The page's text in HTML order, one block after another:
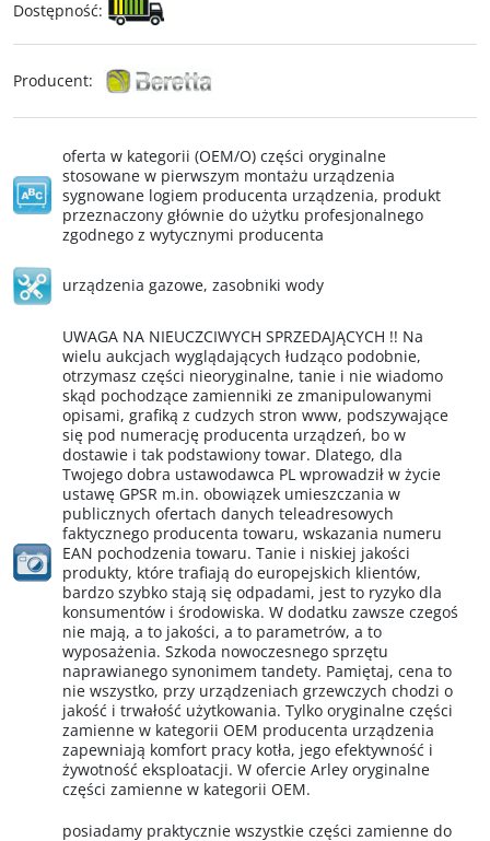
Dostępność:
Producent:
oferta w kategorii (OEM/O) części oryginalne
stosowane w pierwszym montażu urządzenia
sygnowane logiem producenta urządzenia, produkt
przeznaczony głównie do użytku profesjonalnego
zgodnego z wytycznymi producenta
urządzenia gazowe, zasobniki wody
UWAGA NA NIEUCZCIWYCH SPRZEDAJĄCYCH !! Na
wielu aukcjach wyglądających łudząco podobnie,
otrzymasz części nieoryginalne, tanie i nie wiadomo
skąd pochodzące zamienniki ze zmanipulowanymi
opisami, grafiką z cudzych stron www, podszywające
się pod numerację producenta urządzeń, bo w
dostawie i tak podstawiony towar. Dlatego, dla
Twojego dobra ustawodawca PL wprowadził w życie
ustawę GPSR m.in. obowiązek umieszczania w
publicznych ofertach danych teleadresowych
faktycznego producenta towaru, wskazania numeru
EAN pochodzenia towaru. Tanie i niskiej jakości
produkty, które trafiają do europejskich klientów,
bardzo szybko stają się odpadami, jest to ryzyko dla
konsumentów i środowiska. W dodatku zawsze czegoś
nie mają, a to jakości, a to parametrów, a to
wyposażenia. Szkoda nowoczesnego sprzętu
naprawianego synonimem tandety. Pamiętaj, cena to
nie wszystko, przy urządzeniach grzewczych chodzi o
jakość i trwałość użytkowania. Tylko oryginalne części
zamienne w kategorii OEM producenta urządzenia
zapewniają komfort pracy kotła, jego efektywność i
żywotność eksploatacji. W ofercie Arley oryginalne
części zamienne w kategorii OEM.
posiadamy praktycznie wszystkie części zamienne do